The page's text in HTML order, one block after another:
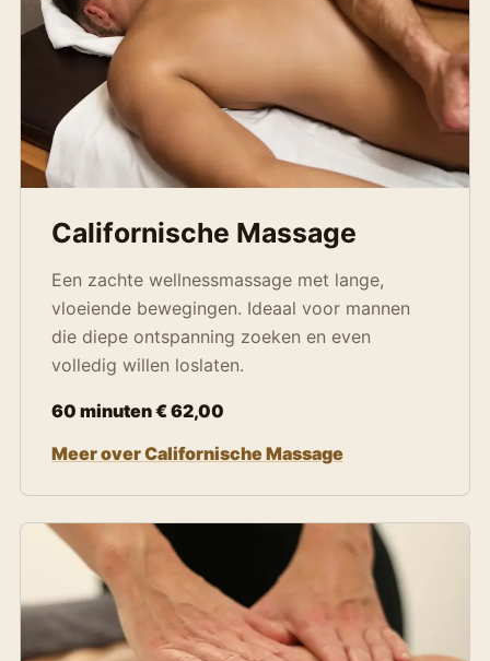
Californische Massage
Een zachte wellnessmassage met lange,
vloeiende bewegingen. Ideaal voor mannen
die diepe ontspanning zoeken en even
volledig willen loslaten.
60 minuten € 62,00
Meer over Californische Massage